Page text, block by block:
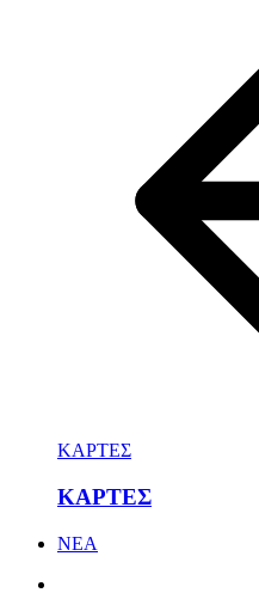
ΚΑΡΤΕΣ
ΚΑΡΤΕΣ
ΝΕΑ